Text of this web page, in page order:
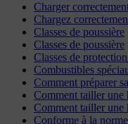
Charger
Chargez
Classes de poussière
Classes de poussière
Classes de
Combustibles
Comment préparer
Comment tailler une
Comment tailler une
Conforme à la